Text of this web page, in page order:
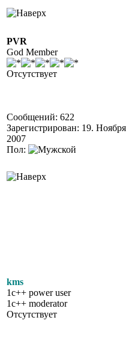
PVR
God Member
Отсутствует
Сообщений: 622
Зарегистрирован: 19. Ноября
2007
Пол:
kms
1c++ power user
1c++ moderator
Отсутствует